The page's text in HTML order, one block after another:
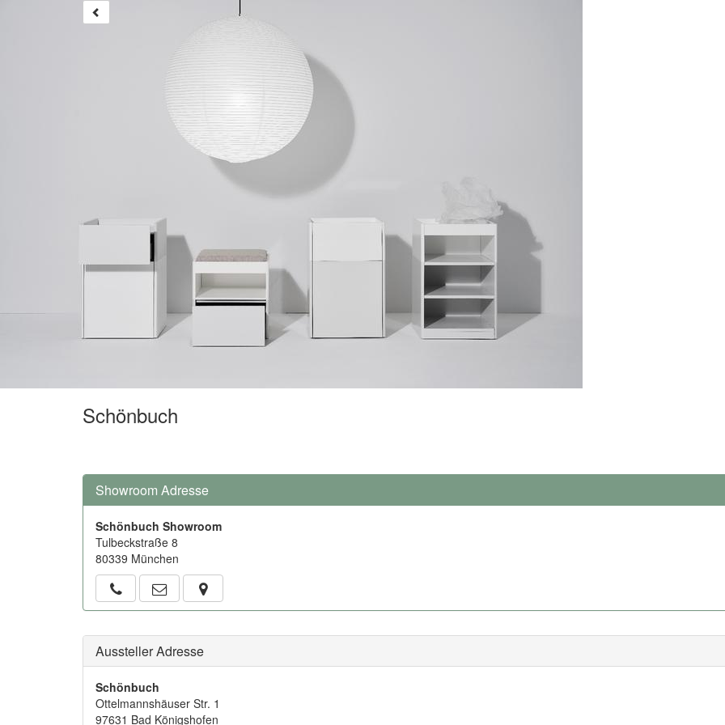
Schönbuch
Showroom Adresse
Schönbuch Showroom
Tulbeckstraße 8
80339 München
Aussteller Adresse
Schönbuch
Ottelmannshäuser Str. 1
97631 Bad Königshofen